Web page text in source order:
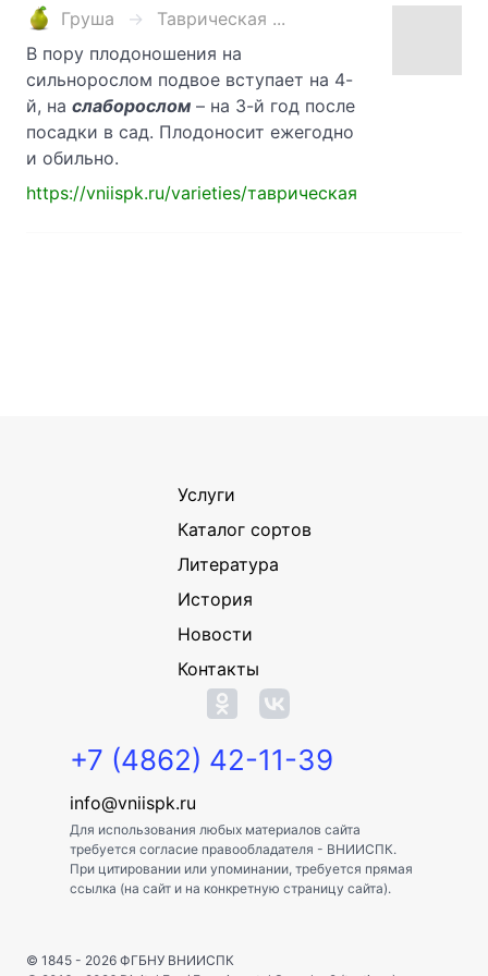
Груша
Таврическая ...
В пору плодоношения на
сильнорослом подвое вступает на 4-
й, на слаборослом – на 3-й год после
посадки в сад. Плодоносит ежегодно
и обильно.
https://vniispk.ru/varieties/таврическая
Услуги
Каталог сортов
Литература
История
Новости
Контакты
+7 (4862) 42-11-39
info@vniispk.ru
Для использования любых материалов сайта
требуется согласие правообладателя - ВНИИСПК.
При цитировании или упоминании, требуется прямая
ссылка (на сайт и на конкретную страницу сайта).
© 1845 - 2026 ФГБНУ ВНИИСПК